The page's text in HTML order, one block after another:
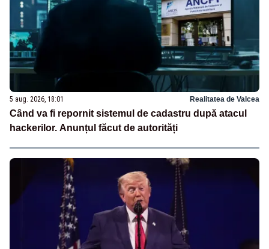
5 aug. 2026, 18:01 Realitatea de Valcea
Când va fi repornit sistemul de cadastru după atacul
hackerilor. Anunțul făcut de autorități